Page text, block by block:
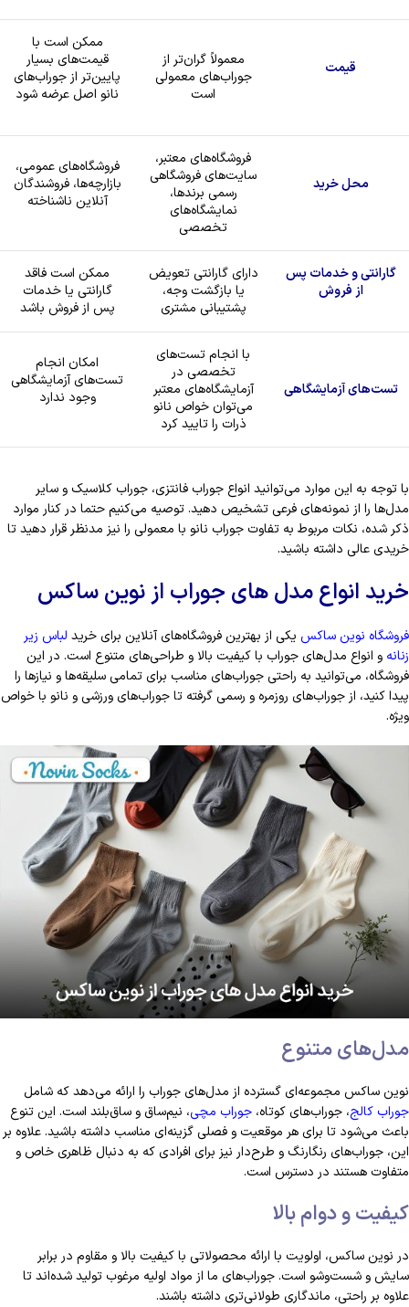
قیمت
معمولاً گران‌تر از
جوراب‌های معمولی
است
ممکن است با
قیمت‌های بسیار
پایین‌تر از جوراب‌های
نانو اصل عرضه شود
محل خرید
فروشگاه‌های معتبر،
سایت‌های فروشگاهی
رسمی برندها،
نمایشگاه‌های
تخصصی
فروشگاه‌های عمومی،
بازارچه‌ها، فروشندگان
آنلاین ناشناخته
گارانتی و خدمات پس
از فروش
دارای گارانتی تعویض
یا بازگشت وجه،
پشتیبانی مشتری
ممکن است فاقد
گارانتی یا خدمات
پس از فروش باشد
تست‌های آزمایشگاهی
با انجام تست‌های
تخصصی در
آزمایشگاه‌های معتبر
می‌توان خواص نانو
ذرات را تایید کرد
امکان انجام
تست‌های آزمایشگاهی
وجود ندارد
با توجه به این موارد می‌توانید انواع جوراب فانتزی، جوراب کلاسیک و سایر
مدل‌ها را از نمونه‌های فرعی تشخیص دهید. توصیه می‌کنیم حتما در کنار موارد
ذکر شده، نکات مربوط به تفاوت جوراب نانو با معمولی را نیز مدنظر قرار دهید تا
خریدی عالی داشته باشید.
خرید انواع مدل های جوراب از نوین ساکس
فروشگاه نوین ساکس یکی از بهترین فروشگاه‌های آنلاین برای خرید لباس زیر
زنانه و انواع مدل‌های جوراب با کیفیت بالا و طراحی‌های متنوع است. در این
فروشگاه، می‌توانید به راحتی جوراب‌های مناسب برای تمامی سلیقه‌ها و نیازها را
پیدا کنید، از جوراب‌های روزمره و رسمی گرفته تا جوراب‌های ورزشی و نانو با خواص
ویژه.
مدل‌های متنوع
نوین ساکس مجموعه‌ای گسترده از مدل‌های جوراب را ارائه می‌دهد که شامل
جوراب کالج، جوراب‌های کوتاه، جوراب مچی، نیم‌ساق و ساق‌بلند است. این تنوع
باعث می‌شود تا برای هر موقعیت و فصلی گزینه‌ای مناسب داشته باشید. علاوه بر
این، جوراب‌های رنگارنگ و طرح‌دار نیز برای افرادی که به دنبال ظاهری خاص و
متفاوت هستند در دسترس است.
کیفیت و دوام بالا
در نوین ساکس، اولویت با ارائه محصولاتی با کیفیت بالا و مقاوم در برابر
سایش و شست‌وشو است. جوراب‌های ما از مواد اولیه مرغوب تولید شده‌اند تا
علاوه بر راحتی، ماندگاری طولانی‌تری داشته باشند.